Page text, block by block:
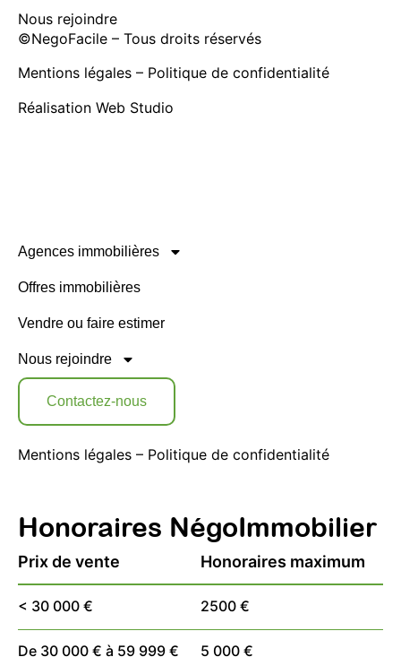
Nous rejoindre
©NegoFacile – Tous droits réservés
Mentions légales – Politique de confidentialité
Réalisation Web Studio
Agences immobilières
Offres immobilières
Vendre ou faire estimer
Nous rejoindre
Contactez-nous
Mentions légales – Politique de confidentialité
Honoraires NégoImmobilier
Prix de vente Honoraires maximum
< 30 000 € 2500 €
De 30 000 € à 59 999 € 5 000 €